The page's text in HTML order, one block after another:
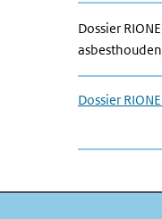
Dossier
Dossier